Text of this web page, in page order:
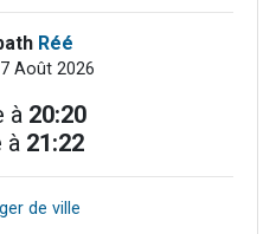
Réé
Août 2026
à 20:20
à 21:22
de ville